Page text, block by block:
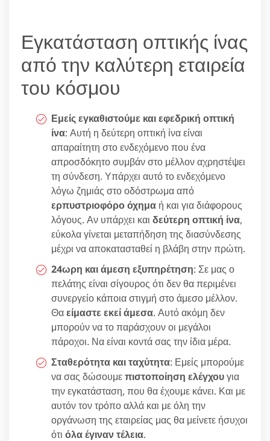
Εγκατάσταση οπτικής ίνας
από την καλύτερη εταιρεία
του κόσμου
Εμείς εγκαθιστούμε και εφεδρική οπτική
ίνα: Αυτή η δεύτερη οπτική ίνα είναι
απαραίτητη στο ενδεχόμενο που ένα
απροσδόκητο συμβάν στο μέλλον αχρηστέψει
τη σύνδεση. Υπάρχει αυτό το ενδεχόμενο
λόγω ζημιάς στο οδόστρωμα από
ερπυστριοφόρο όχημα ή και για διάφορους
λόγους. Αν υπάρχει και δεύτερη οπτική ίνα,
εύκολα γίνεται μεταπήδηση της διασύνδεσης
μέχρι να αποκατασταθεί η βλάβη στην πρώτη.
24ωρη και άμεση εξυπηρέτηση: Σε μας ο
πελάτης είναι σίγουρος ότι δεν θα περιμένει
συνεργείο κάποια στιγμή στο άμεσο μέλλον.
Θαείμαστε εκεί άμεσα. Αυτό ακόμη δεν
μπορούν να το παράσχουν οι μεγάλοι
πάροχοι. Να είναι κοντά σας την ίδια μέρα.
Σταθερότητα και ταχύτητα: Εμείς μπορούμε
να σας δώσουμεπιστοποίηση ελέγχουγια
την εγκατάσταση, που θα έχουμε κάνει. Και με
αυτόν τον τρόπο αλλά και με όλη την
οργάνωση της εταιρείας μας θα μείνετε ήσυχοι
ότι όλα έγιναν τέλεια.